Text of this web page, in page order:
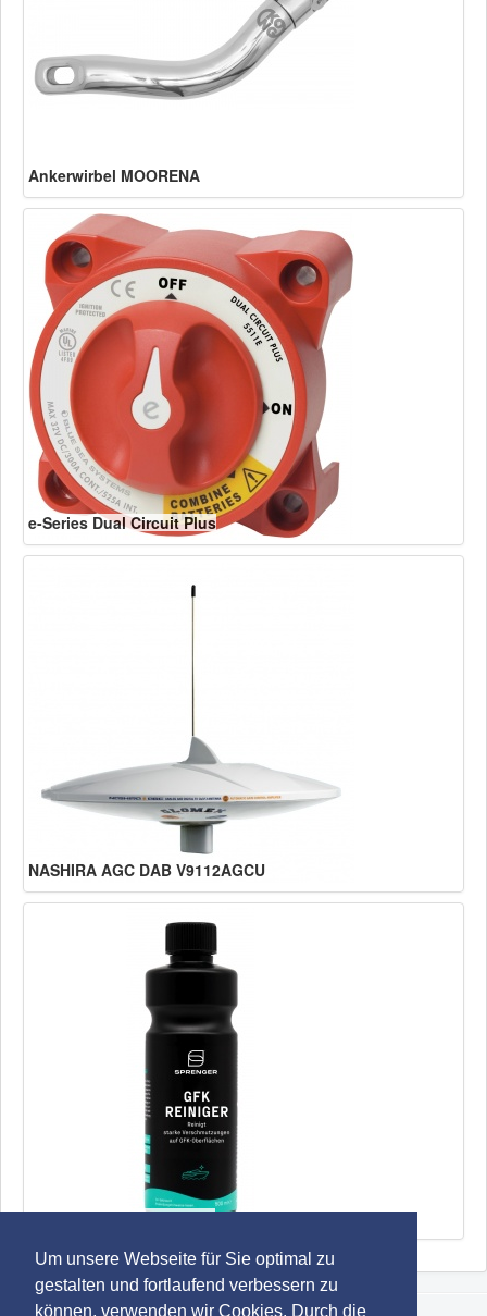
Um unsere Webseite für Sie optimal zu
gestalten und fortlaufend verbessern zu
können, verwenden wir Cookies. Durch die
Ankerwirbel MOORENA
e-Series Dual Circuit Plus
NASHIRA AGC DAB V9112AGCU
SPRENGER GFK Reiniger